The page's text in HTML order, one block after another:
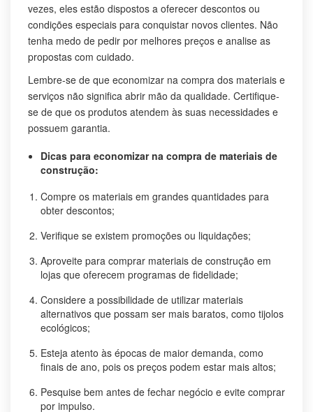
vezes, eles estão dispostos a oferecer descontos ou
condições especiais para conquistar novos clientes. Não
tenha medo de pedir por melhores preços e analise as
propostas com cuidado.
Lembre-se de que economizar na compra dos materiais e
serviços não significa abrir mão da qualidade. Certifique-
se de que os produtos atendem às suas necessidades e
possuem garantia.
Dicas para economizar na compra de materiais de
construção:
Compre os materiais em grandes quantidades para
obter descontos;
Verifique se existem promoções ou liquidações;
Aproveite para comprar materiais de construção em
lojas que oferecem programas de fidelidade;
Considere a possibilidade de utilizar materiais
alternativos que possam ser mais baratos, como tijolos
ecológicos;
Esteja atento às épocas de maior demanda, como
finais de ano, pois os preços podem estar mais altos;
Pesquise bem antes de fechar negócio e evite comprar
por impulso.